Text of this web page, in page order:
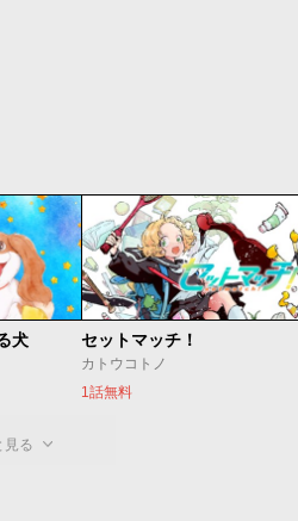
犬 セットマッチ！
カトウコトノ
1話無料
見る